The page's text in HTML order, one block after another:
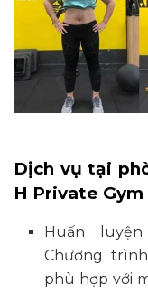
Dịch vụ tại
H Private
Huấn luyện
Chương
phù hợp với